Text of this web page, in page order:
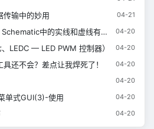
传输中的妙用 04-21
中的实线和虚线有什么区别？ 04-20
LEDC — LED PWM 控制器） 04-20
还不会？差点让我焊死了！ 04-20
04-20
单式GUI(3)-使用 04-20
04-20